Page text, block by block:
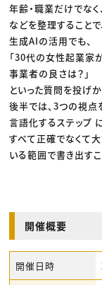
年齢・職業だけでな
などを整理すること
生成AIの活用でも、
「30代の女性起業家
事業者の良さは？」
といった質問を投げ
後半では、3つの視点
言語化するステップ
すべて正確でなくて
いる範囲で書き出す
開催概要
開催日時